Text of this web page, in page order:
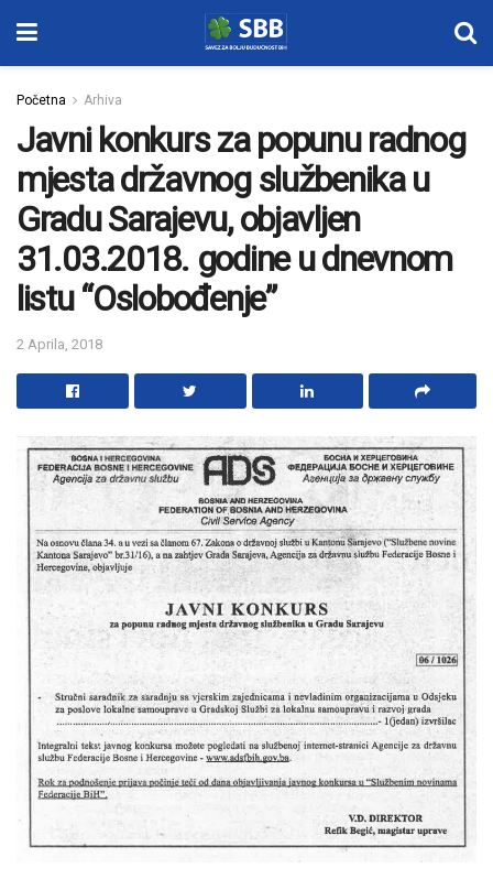
Početna Arhiva
Javni konkurs za popunu radnog
mjesta državnog službenika u
Gradu Sarajevu, objavljen
31.03.2018. godine u dnevnom
listu “Oslobođenje”
2 Aprila, 2018